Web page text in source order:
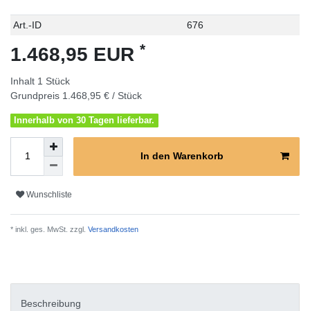
Technisches
Wert
Art.-ID 676
1.468,95 EUR *
Inhalt 1 Stück
Grundpreis 1.468,95 € / Stück
Innerhalb von 30 Tagen lieferbar.
In den Warenkorb
Wunschliste
* inkl. ges. MwSt. zzgl. Versandkosten
Beschreibung